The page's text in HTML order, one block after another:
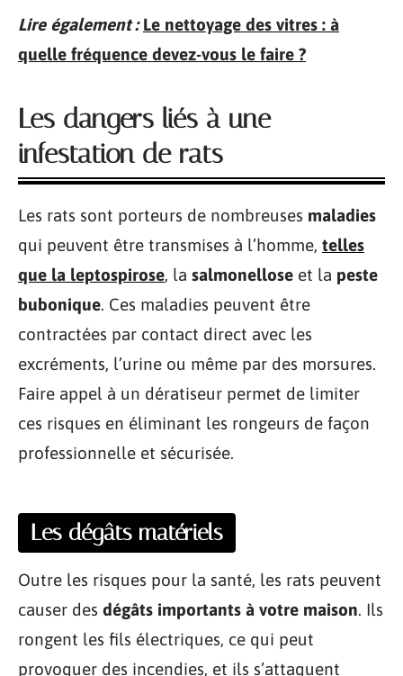
Lire également : Le nettoyage des vitres : à
quelle fréquence devez-vous le faire ?
Les dangers liés à une
infestation de rats
Les rats sont porteurs de nombreuses maladies
qui peuvent être transmises à l’homme, telles
que la leptospirose, la salmonellose et la peste
bubonique. Ces maladies peuvent être
contractées par contact direct avec les
excréments, l’urine ou même par des morsures.
Faire appel à un dératiseur permet de limiter
ces risques en éliminant les rongeurs de façon
professionnelle et sécurisée.
Les dégâts matériels
Outre les risques pour la santé, les rats peuvent
causer des dégâts importants à votre maison. Ils
rongent les fils électriques, ce qui peut
provoquer des incendies, et ils s’attaquent